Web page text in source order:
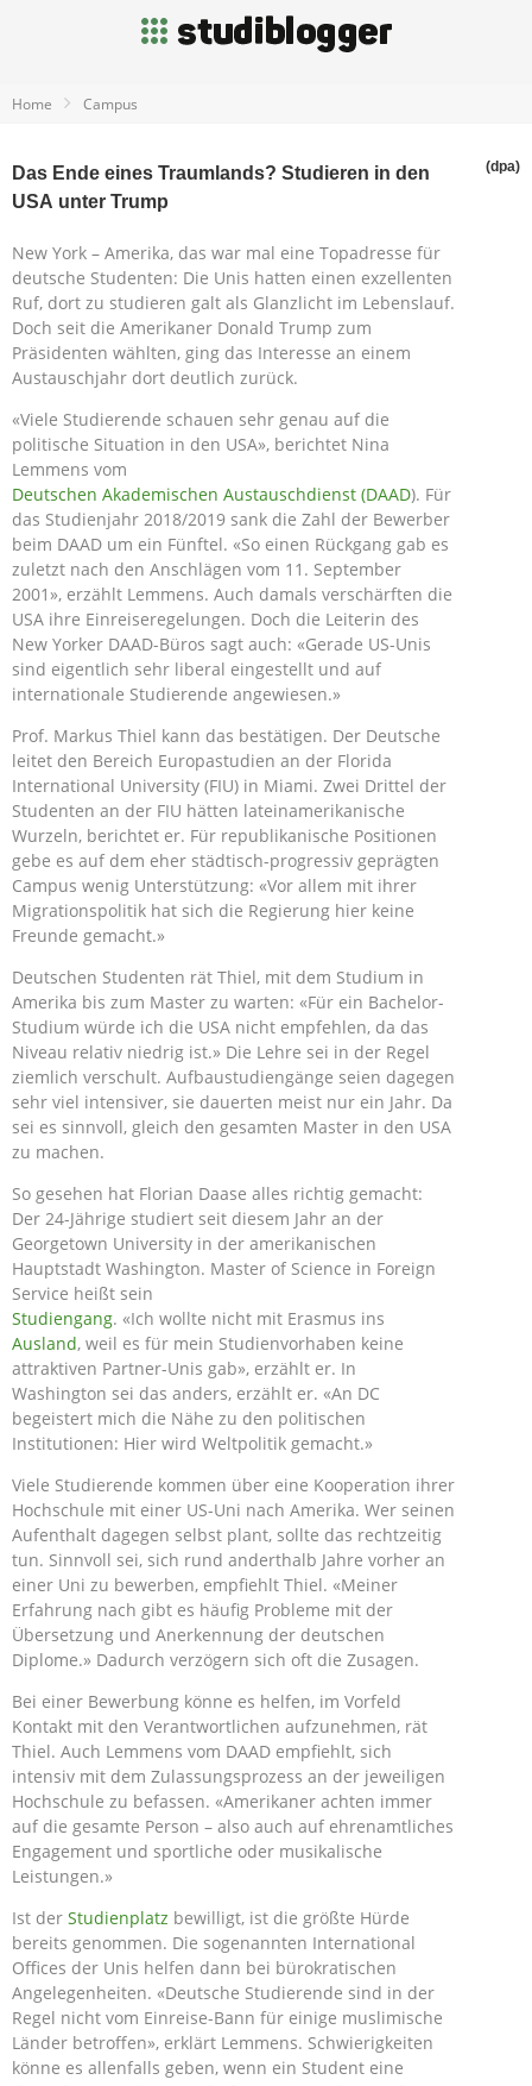
Home Campus
Das Ende eines Traumlands? Studieren in den
USA unter Trump
(dpa)
New York – Amerika, das war mal eine Topadresse für
deutsche Studenten: Die Unis hatten einen exzellenten
Ruf, dort zu studieren galt als Glanzlicht im Lebenslauf.
Doch seit die Amerikaner Donald Trump zum
Präsidenten wählten, ging das Interesse an einem
Austauschjahr dort deutlich zurück.
«Viele Studierende schauen sehr genau auf die
politische Situation in den USA», berichtet Nina
Lemmens vom
Deutschen Akademischen Austauschdienst (DAAD). Für
das Studienjahr 2018/2019 sank die Zahl der Bewerber
beim DAAD um ein Fünftel. «So einen Rückgang gab es
zuletzt nach den Anschlägen vom 11. September
2001», erzählt Lemmens. Auch damals verschärften die
USA ihre Einreiseregelungen. Doch die Leiterin des
New Yorker DAAD-Büros sagt auch: «Gerade US-Unis
sind eigentlich sehr liberal eingestellt und auf
internationale Studierende angewiesen.»
Prof. Markus Thiel kann das bestätigen. Der Deutsche
leitet den Bereich Europastudien an der Florida
International University (FIU) in Miami. Zwei Drittel der
Studenten an der FIU hätten lateinamerikanische
Wurzeln, berichtet er. Für republikanische Positionen
gebe es auf dem eher städtisch-progressiv geprägten
Campus wenig Unterstützung: «Vor allem mit ihrer
Migrationspolitik hat sich die Regierung hier keine
Freunde gemacht.»
Deutschen Studenten rät Thiel, mit dem Studium in
Amerika bis zum Master zu warten: «Für ein Bachelor-
Studium würde ich die USA nicht empfehlen, da das
Niveau relativ niedrig ist.» Die Lehre sei in der Regel
ziemlich verschult. Aufbaustudiengänge seien dagegen
sehr viel intensiver, sie dauerten meist nur ein Jahr. Da
sei es sinnvoll, gleich den gesamten Master in den USA
zu machen.
So gesehen hat Florian Daase alles richtig gemacht:
Der 24-Jährige studiert seit diesem Jahr an der
Georgetown University in der amerikanischen
Hauptstadt Washington. Master of Science in Foreign
Service heißt sein
Studiengang. «Ich wollte nicht mit Erasmus ins
Ausland, weil es für mein Studienvorhaben keine
attraktiven Partner-Unis gab», erzählt er. In
Washington sei das anders, erzählt er. «An DC
begeistert mich die Nähe zu den politischen
Institutionen: Hier wird Weltpolitik gemacht.»
Viele Studierende kommen über eine Kooperation ihrer
Hochschule mit einer US-Uni nach Amerika. Wer seinen
Aufenthalt dagegen selbst plant, sollte das rechtzeitig
tun. Sinnvoll sei, sich rund anderthalb Jahre vorher an
einer Uni zu bewerben, empfiehlt Thiel. «Meiner
Erfahrung nach gibt es häufig Probleme mit der
Übersetzung und Anerkennung der deutschen
Diplome.» Dadurch verzögern sich oft die Zusagen.
Bei einer Bewerbung könne es helfen, im Vorfeld
Kontakt mit den Verantwortlichen aufzunehmen, rät
Thiel. Auch Lemmens vom DAAD empfiehlt, sich
intensiv mit dem Zulassungsprozess an der jeweiligen
Hochschule zu befassen. «Amerikaner achten immer
auf die gesamte Person – also auch auf ehrenamtliches
Engagement und sportliche oder musikalische
Leistungen.»
Ist der Studienplatz bewilligt, ist die größte Hürde
bereits genommen. Die sogenannten International
Offices der Unis helfen dann bei bürokratischen
Angelegenheiten. «Deutsche Studierende sind in der
Regel nicht vom Einreise-Bann für einige muslimische
Länder betroffen», erklärt Lemmens. Schwierigkeiten
könne es allenfalls geben, wenn ein Student eine